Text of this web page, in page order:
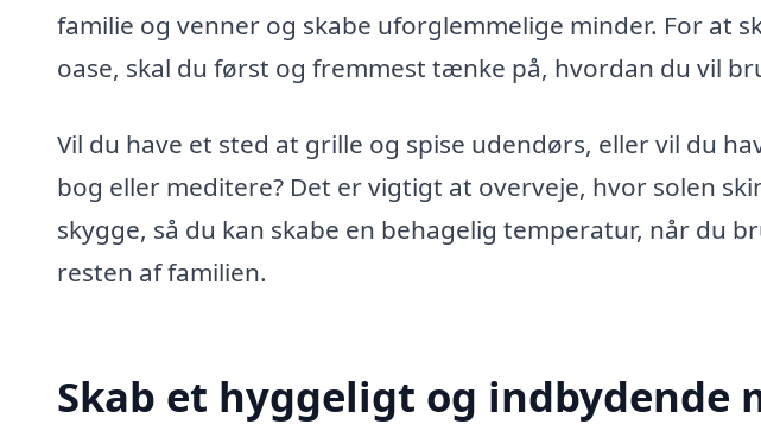
familie og venner og skabe uforglemmelige minder. For at
oase, skal du først og fremmest tænke på, hvordan du vil
Vil du have et sted at grille og spise udendørs, eller vil du
bog eller meditere? Det er vigtigt at overveje, hvor solen
skygge, så du kan skabe en behagelig temperatur, når du
resten af familien.
Skab et hyggeligt og indbydende